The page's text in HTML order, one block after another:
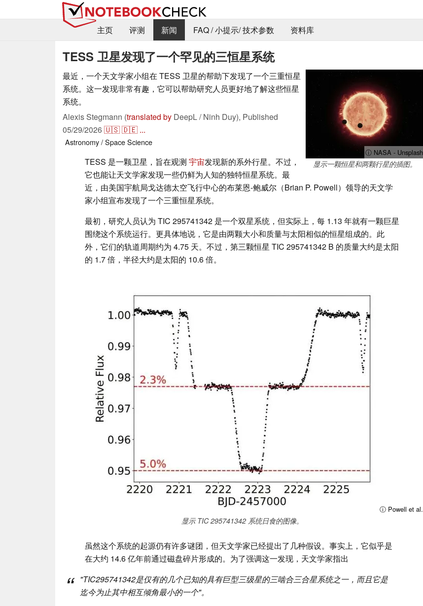
主页
评测 新闻 FAQ / 小提示/ 技术参数 资料库
TESS 卫星发现了一个罕见的三恒星系统
ⓘ NASA - Unsplash
显示一颗恒星和两颗行星的插图。
最近，一个天文学家小组在 TESS 卫星的帮助下发现了一个三重恒星
系统。这一发现非常有趣，它可以帮助研究人员更好地了解这些恒星
系统。
Alexis Stegmann (translated by DeepL / Ninh Duy), Published
05/29/2026🇺🇸🇩🇪 ...
Astronomy / SpaceScience
TESS 是一颗卫星，旨在观测 宇宙发现新的系外行星。不过，
它也能让天文学家发现一些仍鲜为人知的独特恒星系统。最
近，由美国宇航局戈达德太空飞行中心的布莱恩-鲍威尔（Brian P. Powell）领导的天文学
家小组宣布发现了一个三重恒星系统。
最初，研究人员认为 TIC 295741342 是一个双星系统，但实际上，每 1.13 年就有一颗巨星
围绕这个系统运行。更具体地说，它是由两颗大小和质量与太阳相似的恒星组成的。此
外，它们的轨道周期约为 4.75 天。不过，第三颗恒星 TIC 295741342 B 的质量大约是太阳
的 1.7 倍，半径大约是太阳的 10.6 倍。
ⓘ Powell et al.
显示 TIC 295741342 系统日食的图像。
虽然这个系统的起源仍有许多谜团，但天文学家已经提出了几种假设。事实上，它似乎是
在大约 14.6 亿年前通过磁盘碎片形成的。为了强调这一发现，天文学家指出
"TIC295741342是仅有的几个已知的具有巨型三级星的三啮合三合星系统之一，而且它是
迄今为止其中相互倾角最小的一个"。